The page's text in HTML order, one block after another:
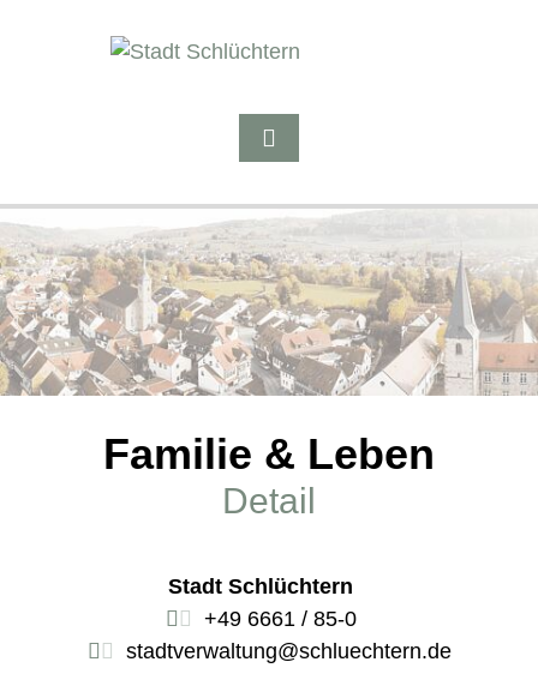
Familie & Leben
Detail
Stadt Schlüchtern
+49 6661 / 85-0
stadtverwaltung@schluechtern.de